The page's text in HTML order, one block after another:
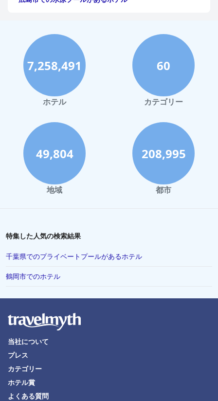
沖縄県での水泳プールがあるホテル
札幌市での水泳プールがあるホテル
北海道での水泳プールがあるホテル
愛知県での水泳プールがあるホテル
和歌山市での水泳プールがあるホテル
香川県での水泳プールがあるホテル
富山市での水泳プールがあるホテル
長崎市での水泳プールがあるホテル
島根県での水泳プールがあるホテル
西伊豆町での水泳プールがあるホテル
花巻市での水泳プールがあるホテル
奄美市での水泳プールがあるホテル
南知多町での水泳プールがあるホテル
7,258,491
ホテル
60
カテゴリー
49,804
地域
208,995
都市
特集した人気の検索結果
千葉県でのプライベートプールがあるホテル
鶴岡市でのホテル
当社について
プレス
カテゴリー
ホテル賞
よくある質問